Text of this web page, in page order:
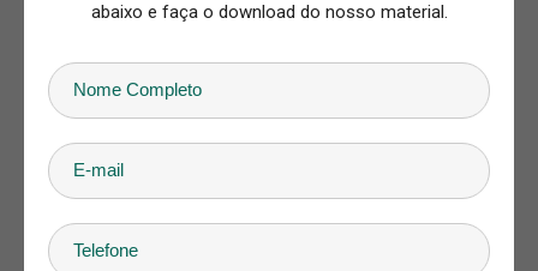
abaixo e faça o download do nosso material.